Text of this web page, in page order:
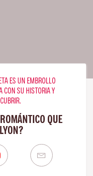
ES UN EMBROLLO
CON SU HISTORIA Y
QUE